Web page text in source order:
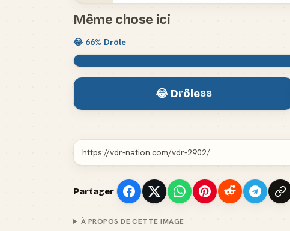
Même chose ici
😂 66% Drôle
😂 Drôle88
Partager
À PROPOS DE CETTE IMAGE